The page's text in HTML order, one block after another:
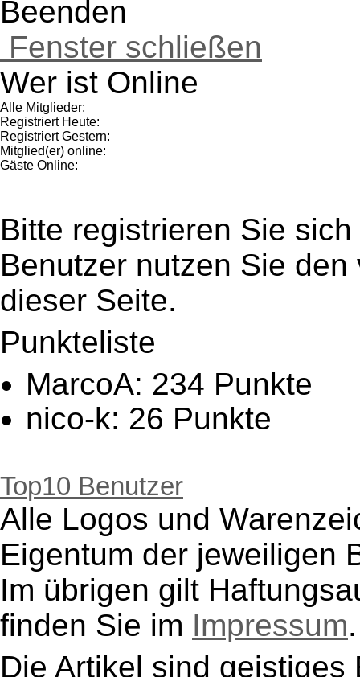
Beenden
Fenster schließen
Wer ist Online
Alle Mitglieder:
Registriert Heute:
Registriert Gestern:
Mitglied(er) online:
Gäste Online:
Bitte registrieren Sie sich
Benutzer nutzen Sie
dieser Seite.
Punkteliste
MarcoA: 234 Punkte
nico-k: 26 Punkte
woelfershausen: 18
EnricoM: 17 Punkte
Heyy: 14 Punkte
klaus: 13 Punkte
Wolfgang_Herr: 9
nadjamaus: 8 Punkte
Top10 Benutzer
Alle Logos und
Eigentum der jeweiligen
Im übrigen gilt
finden Sie im Impressum.
Die Artikel sind